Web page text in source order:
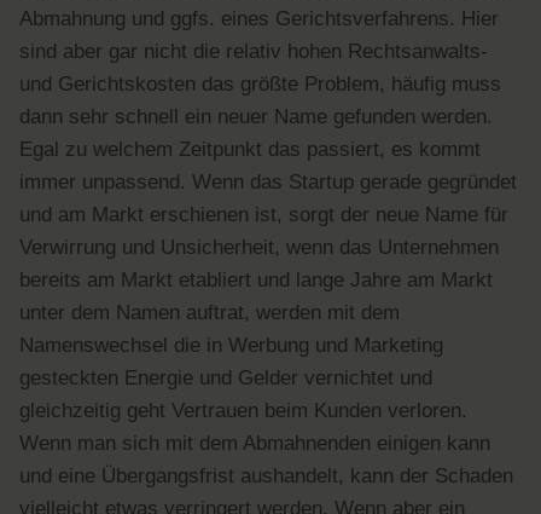
Abmahnung und ggfs. eines Gerichtsverfahrens. Hier
sind aber gar nicht die relativ hohen Rechtsanwalts-
und Gerichtskosten das größte Problem, häufig muss
dann sehr schnell ein neuer Name gefunden werden.
Egal zu welchem Zeitpunkt das passiert, es kommt
immer unpassend. Wenn das Startup gerade gegründet
und am Markt erschienen ist, sorgt der neue Name für
Verwirrung und Unsicherheit, wenn das Unternehmen
bereits am Markt etabliert und lange Jahre am Markt
unter dem Namen auftrat, werden mit dem
Namenswechsel die in Werbung und Marketing
gesteckten Energie und Gelder vernichtet und
gleichzeitig geht Vertrauen beim Kunden verloren.
Wenn man sich mit dem Abmahnenden einigen kann
und eine Übergangsfrist aushandelt, kann der Schaden
vielleicht etwas verringert werden. Wenn aber ein